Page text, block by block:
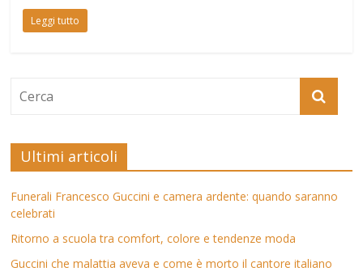
Leggi tutto
Ultimi articoli
Funerali Francesco Guccini e camera ardente: quando saranno
celebrati
Ritorno a scuola tra comfort, colore e tendenze moda
Guccini che malattia aveva e come è morto il cantore italiano